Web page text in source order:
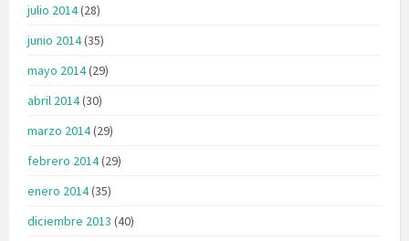
julio 2014(28)
junio 2014(35)
mayo 2014(29)
abril 2014(30)
marzo 2014(29)
febrero 2014(29)
enero 2014(35)
diciembre 2013 (40)